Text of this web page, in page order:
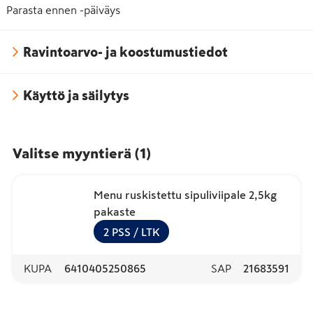
Parasta ennen -päiväys
Ravintoarvo- ja koostumustiedot
Käyttö ja säilytys
Valitse myyntierä (1 )
Menu ruskistettu sipuliviipale 2,5kg
pakaste
2 PSS / LTK
KUPA 6410405250865 SAP 21683591